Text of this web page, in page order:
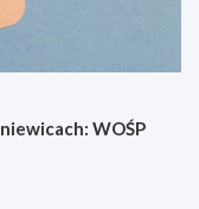
WOŚP